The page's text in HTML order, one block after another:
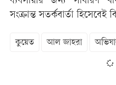
সংক্রান্ত সতর্কবার্তা হিসেবেই
কুয়েত আল জাহরা